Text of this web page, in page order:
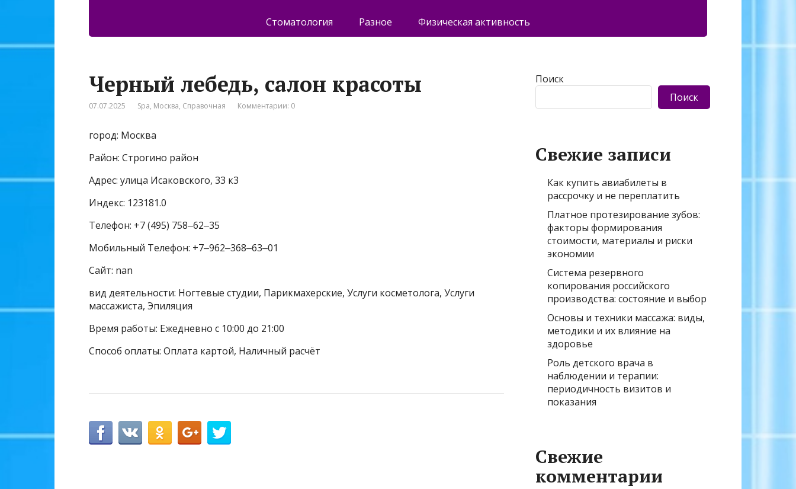
Стоматология Разное Физическая активность
Черный лебедь, салон красоты
07.07.2025 Spa, Москва, Справочная Комментарии: 0
город: Москва
Район: Строгино район
Адрес: улица Исаковского, 33 к3
Индекс: 123181.0
Телефон: +7 (495) 758‒62‒35
Мобильный Телефон: +7‒962‒368‒63‒01
Сайт: nan
вид деятельности: Ногтевые студии, Парикмахерские, Услуги косметолога, Услуги
массажиста, Эпиляция
Время работы: Ежедневно с 10:00 до 21:00
Способ оплаты: Оплата картой, Наличный расчёт
Поиск
Поиск
Свежие записи
Как купить авиабилеты в
рассрочку и не переплатить
Платное протезирование зубов:
факторы формирования
стоимости, материалы и риски
экономии
Система резервного
копирования российского
производства: состояние и выбор
Основы и техники массажа: виды,
методики и их влияние на
здоровье
Роль детского врача в
наблюдении и терапии:
периодичность визитов и
показания
Свежие
комментарии